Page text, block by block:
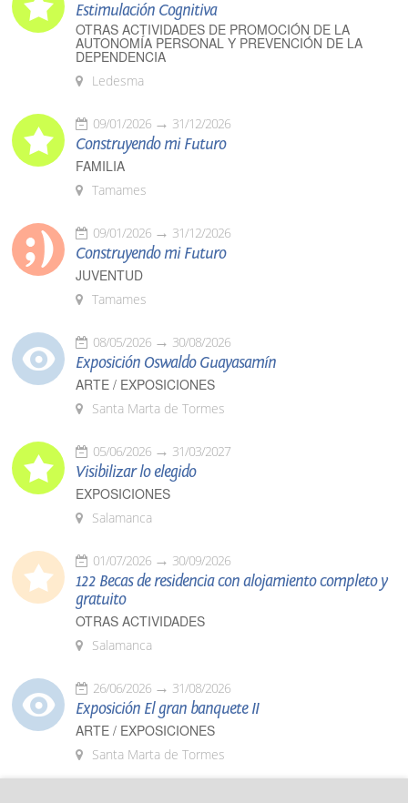
Estimulación Cognitiva
OTRAS ACTIVIDADES DE PROMOCIÓN DE LA
AUTONOMÍA PERSONAL Y PREVENCIÓN DE LA
DEPENDENCIA
Ledesma
09/01/2026 31/12/2026
Construyendo mi Futuro
FAMILIA
Tamames
09/01/2026 31/12/2026
Construyendo mi Futuro
JUVENTUD
Tamames
08/05/2026 30/08/2026
Exposición Oswaldo Guayasamín
ARTE / EXPOSICIONES
Santa Marta de Tormes
05/06/2026 31/03/2027
Visibilizar lo elegido
EXPOSICIONES
Salamanca
01/07/2026 30/09/2026
122 Becas de residencia con alojamiento completo y
gratuito
OTRAS ACTIVIDADES
Salamanca
26/06/2026 31/08/2026
Exposición El gran banquete II
ARTE / EXPOSICIONES
Santa Marta de Tormes